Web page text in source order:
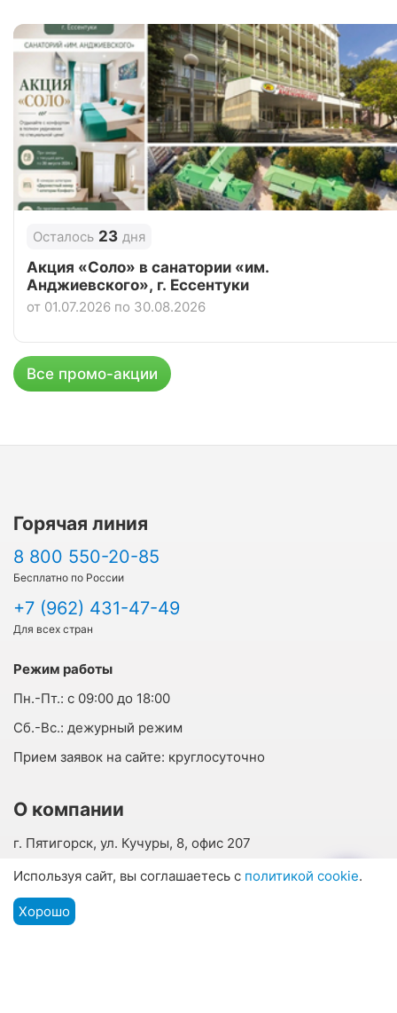
Осталось 23 дня
Акция «Соло» в санатории «им.
Анджиевского», г. Ессентуки
от 01.07.2026 по 30.08.2026
Все промо-акции
Горячая линия
8 800 550-20-85
Бесплатно по России
+7 (962) 431-47-49
Для всех стран
Режим работы
Пн.-Пт.: с 09:00 до 18:00
Cб.-Вс.: дежурный режим
Прием заявок на сайте: круглосуточно
О компании
г. Пятигорск, ул. Кучуры, 8, офис 207
О нас
Меню
Используя сайт, вы соглашаетесь с политикой cookie.
Хорошо